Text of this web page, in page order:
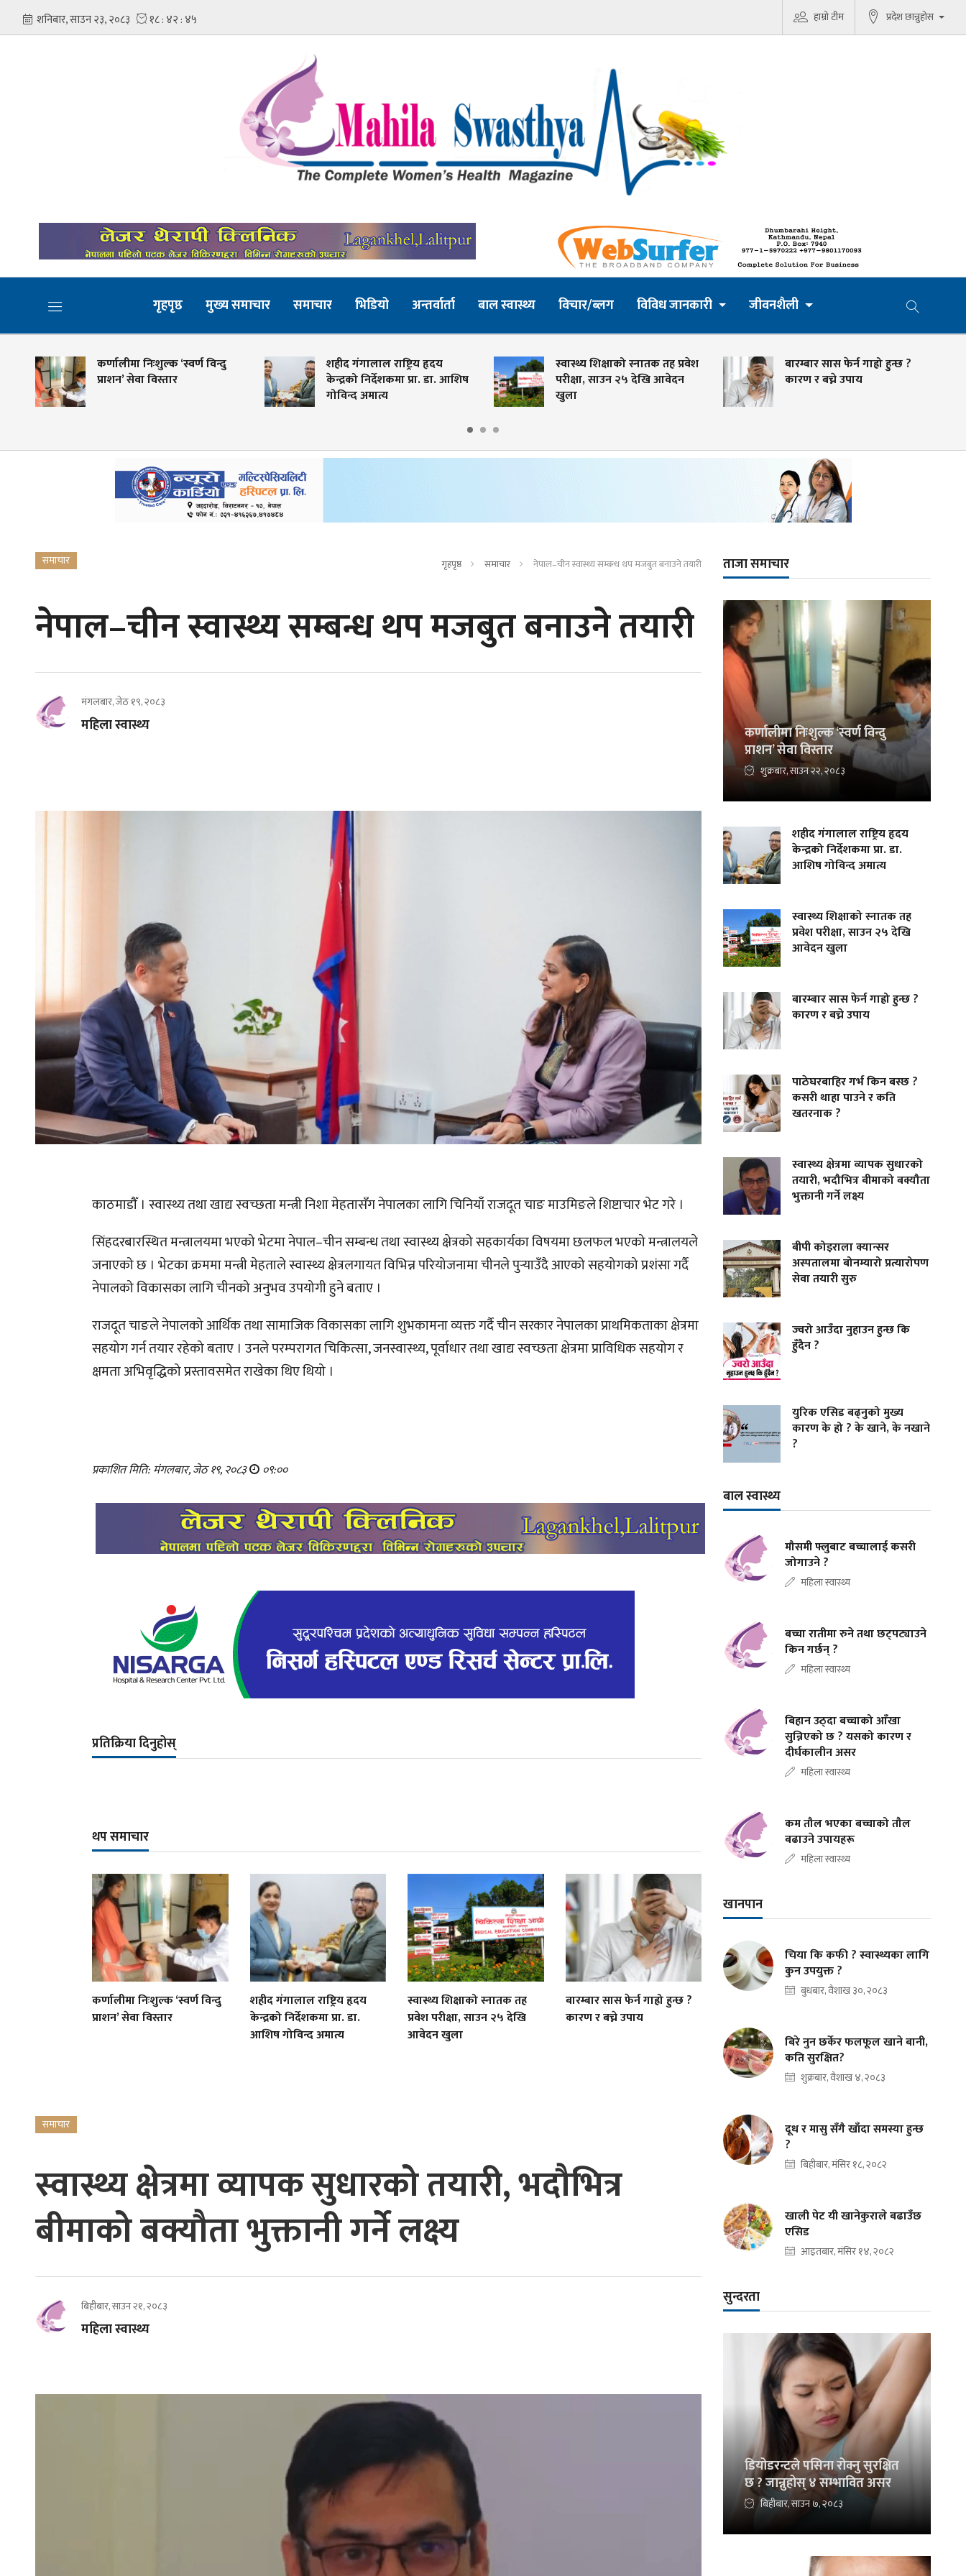
हाम्रो टीम प्रदेश छान्नुहोस
गृहपृष्ठ मुख्य समाचार समाचार भिडियो अन्तर्वार्ता बाल स्वास्थ्य विचार/ब्लग विविध जानकारी जीवनशैली
कर्णालीमा निःशुल्क ‘स्वर्ण विन्दु
प्राशन’ सेवा विस्तार
शहीद गंगालाल राष्ट्रिय हृदय
केन्द्रको निर्देशकमा प्रा. डा. आशिष
गोविन्द अमात्य
स्वास्थ्य शिक्षाको स्नातक तह प्रवेश
परीक्षा, साउन २५ देखि आवेदन
खुला
बारम्बार सास फेर्न गाह्रो हुन्छ ?
कारण र बच्ने उपाय
समाचार गृहपृष्ठ समाचार नेपाल–चीन स्वास्थ्य सम्बन्ध थप मजबुत बनाउने तयारी
नेपाल–चीन स्वास्थ्य सम्बन्ध थप मजबुत बनाउने तयारी
मंगलबार, जेठ १९, २०८३
महिला स्वास्थ्य
काठमाडौँ । स्वास्थ्य तथा खाद्य स्वच्छता मन्त्री निशा मेहतासँग नेपालका लागि चिनियाँ राजदूत चाङ माउमिङले शिष्टाचार भेट गरे ।
सिंहदरबारस्थित मन्त्रालयमा भएको भेटमा नेपाल–चीन सम्बन्ध तथा स्वास्थ्य क्षेत्रको सहकार्यका विषयमा छलफल भएको मन्त्रालयले
जनाएको छ । भेटका क्रममा मन्त्री मेहताले स्वास्थ्य क्षेत्रलगायत विभिन्न परियोजनामा चीनले पुर्‍याउँदै आएको सहयोगको प्रशंसा गर्दै
नेपालको विकासका लागि चीनको अनुभव उपयोगी हुने बताए ।
राजदूत चाङले नेपालको आर्थिक तथा सामाजिक विकासका लागि शुभकामना व्यक्त गर्दै चीन सरकार नेपालका प्राथमिकताका क्षेत्रमा
सहयोग गर्न तयार रहेको बताए । उनले परम्परागत चिकित्सा, जनस्वास्थ्य, पूर्वाधार तथा खाद्य स्वच्छता क्षेत्रमा प्राविधिक सहयोग र
क्षमता अभिवृद्धिको प्रस्तावसमेत राखेका थिए थियो ।
प्रकाशित मिति: मंगलबार, जेठ १९, २०८३ ०९:००
प्रतिक्रिया दिनुहोस्
थप समाचार
कर्णालीमा निःशुल्क ‘स्वर्ण विन्दु
प्राशन’ सेवा विस्तार
शहीद गंगालाल राष्ट्रिय हृदय
केन्द्रको निर्देशकमा प्रा. डा.
आशिष गोविन्द अमात्य
स्वास्थ्य शिक्षाको स्नातक तह
प्रवेश परीक्षा, साउन २५ देखि
आवेदन खुला
बारम्बार सास फेर्न गाह्रो हुन्छ ?
कारण र बच्ने उपाय
समाचार
स्वास्थ्य क्षेत्रमा व्यापक सुधारको तयारी, भदौभित्र
बीमाको बक्यौता भुक्तानी गर्ने लक्ष्य
बिहीबार, साउन २१, २०८३
महिला स्वास्थ्य
ताजा समाचार
कर्णालीमा निःशुल्क ‘स्वर्ण विन्दु
प्राशन’ सेवा विस्तार
शुक्रबार, साउन २२, २०८३
शहीद गंगालाल राष्ट्रिय हृदय
केन्द्रको निर्देशकमा प्रा. डा.
आशिष गोविन्द अमात्य
स्वास्थ्य शिक्षाको स्नातक तह
प्रवेश परीक्षा, साउन २५ देखि
आवेदन खुला
बारम्बार सास फेर्न गाह्रो हुन्छ ?
कारण र बच्ने उपाय
पाठेघरबाहिर गर्भ किन बस्छ ?
कसरी थाहा पाउने र कति
खतरनाक ?
स्वास्थ्य क्षेत्रमा व्यापक सुधारको
तयारी, भदौभित्र बीमाको बक्यौता
भुक्तानी गर्ने लक्ष्य
बीपी कोइराला क्यान्सर
अस्पतालमा बोनम्यारो प्रत्यारोपण
सेवा तयारी सुरु
ज्वरो आउँदा नुहाउन हुन्छ कि
हुँदैन ?
युरिक एसिड बढ्नुको मुख्य
कारण के हो ? के खाने, के नखाने
?
बाल स्वास्थ्य
मौसमी फ्लुबाट बच्चालाई कसरी
जोगाउने ?
महिला स्वास्थ्य
बच्चा रातीमा रुने तथा छट्पट्याउने
किन गर्छन् ?
महिला स्वास्थ्य
बिहान उठ्दा बच्चाको आँखा
सुन्निएको छ ? यसको कारण र
दीर्घकालीन असर
महिला स्वास्थ्य
कम तौल भएका बच्चाको तौल
बढाउने उपायहरू
महिला स्वास्थ्य
खानपान
चिया कि कफी ? स्वास्थ्यका लागि
कुन उपयुक्त ?
बुधबार, वैशाख ३०, २०८३
बिरे नुन छर्केर फलफूल खाने बानी,
कति सुरक्षित?
शुक्रबार, वैशाख ४, २०८३
दूध र मासु सँगै खाँदा समस्या हुन्छ
?
बिहीबार, मंसिर १८, २०८२
खाली पेट यी खानेकुराले बढाउँछ
एसिड
आइतबार, मंसिर १४, २०८२
सुन्दरता
डियोडरन्टले पसिना रोक्नु सुरक्षित
छ ? जान्नुहोस् ४ सम्भावित असर
बिहीबार, साउन ७, २०८३